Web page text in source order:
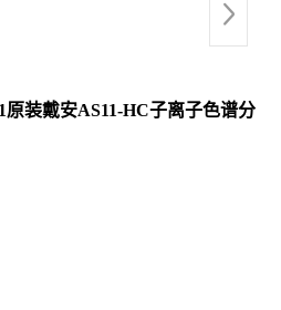
原装戴安AS11-HC子离子色谱分